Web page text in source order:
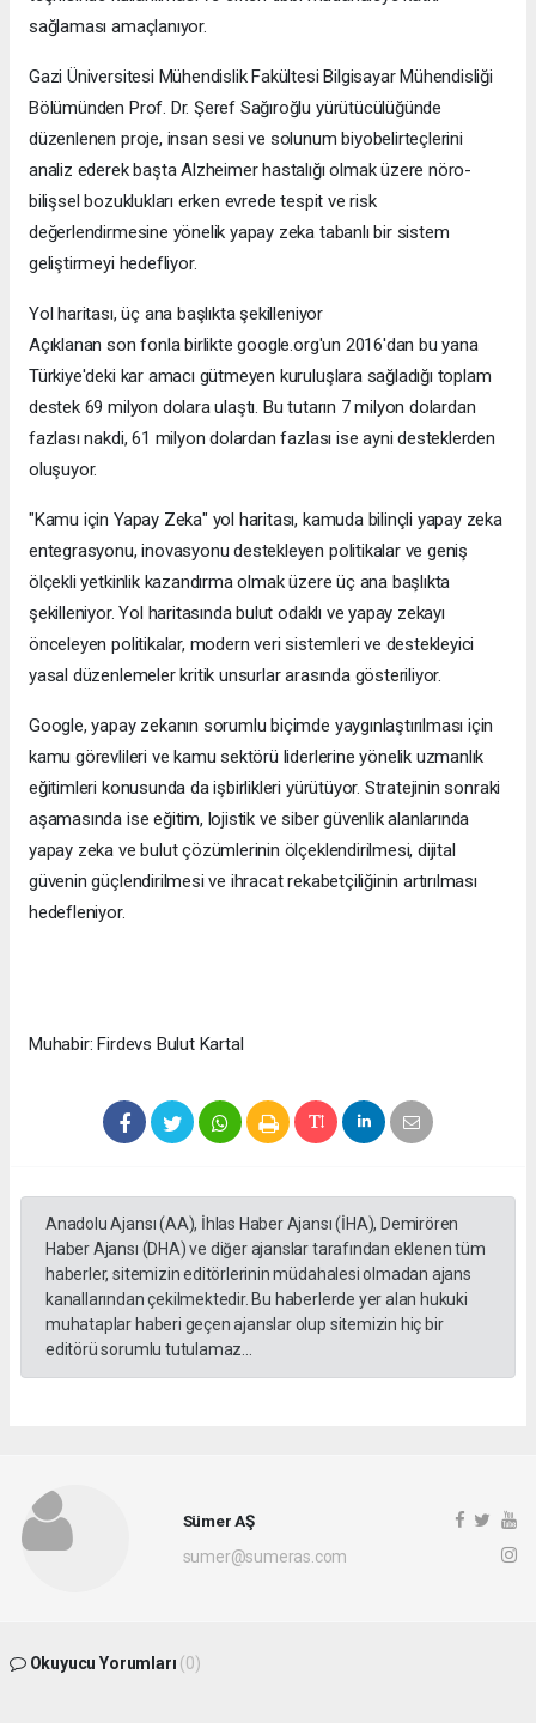
sağlaması amaçlanıyor.
Gazi Üniversitesi Mühendislik Fakültesi Bilgisayar Mühendisliği
Bölümünden Prof. Dr. Şeref Sağıroğlu yürütücülüğünde
düzenlenen proje, insan sesi ve solunum biyobelirteçlerini
analiz ederek başta Alzheimer hastalığı olmak üzere nöro-
bilişsel bozuklukları erken evrede tespit ve risk
değerlendirmesine yönelik yapay zeka tabanlı bir sistem
geliştirmeyi hedefliyor.
Yol haritası, üç ana başlıkta şekilleniyor
Açıklanan son fonla birlikte google.org'un 2016'dan bu yana
Türkiye'deki kar amacı gütmeyen kuruluşlara sağladığı toplam
destek 69 milyon dolara ulaştı. Bu tutarın 7 milyon dolardan
fazlası nakdi, 61 milyon dolardan fazlası ise ayni desteklerden
oluşuyor.
"Kamu için Yapay Zeka" yol haritası, kamuda bilinçli yapay zeka
entegrasyonu, inovasyonu destekleyen politikalar ve geniş
ölçekli yetkinlik kazandırma olmak üzere üç ana başlıkta
şekilleniyor. Yol haritasında bulut odaklı ve yapay zekayı
önceleyen politikalar, modern veri sistemleri ve destekleyici
yasal düzenlemeler kritik unsurlar arasında gösteriliyor.
Google, yapay zekanın sorumlu biçimde yaygınlaştırılması için
kamu görevlileri ve kamu sektörü liderlerine yönelik uzmanlık
eğitimleri konusunda da işbirlikleri yürütüyor. Stratejinin sonraki
aşamasında ise eğitim, lojistik ve siber güvenlik alanlarında
yapay zeka ve bulut çözümlerinin ölçeklendirilmesi, dijital
güvenin güçlendirilmesi ve ihracat rekabetçiliğinin artırılması
hedefleniyor.
Muhabir: Firdevs Bulut Kartal
Anadolu Ajansı (AA), İhlas Haber Ajansı (İHA), Demirören
Haber Ajansı (DHA) ve diğer ajanslar tarafından eklenen tüm
haberler, sitemizin editörlerinin müdahalesi olmadan ajans
kanallarından çekilmektedir. Bu haberlerde yer alan hukuki
muhataplar haberi geçen ajanslar olup sitemizin hiç bir
editörü sorumlu tutulamaz...
Sümer AŞ
sumer@sumeras.com
Okuyucu Yorumları (0)